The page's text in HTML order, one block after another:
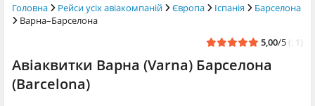
Головна Рейси усіх авіакомпаній Європа Іспанія
Барселона
Варна–Барселона
5,00/5 (: 1)
Авіаквитки Варна (Varna) Барселона
(Barcelona)